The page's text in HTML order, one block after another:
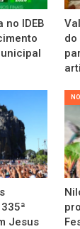
no IDEB
do
Jesus